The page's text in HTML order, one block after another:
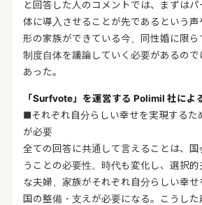
と回答した人のコメントでは、まずは
体に導入させることが先であるという
形の家族ができている今、同性婚に限ら
制度自体を議論していく必要があるの
あった。
「Surfvote」を運営する Polimil 社に
■それぞれ自分らしい幸せを実現するた
が必要
全ての回答に共通して言えることは、
うことの必要性。時代も変化し、選択的
な夫婦、家族がそれぞれ自分らしい幸せ
国の整備・支えが必要になる。こうし